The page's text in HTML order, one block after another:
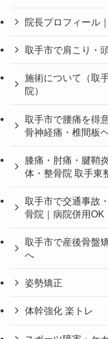
院長プロフィール
取手市で肩こり・
施術について（取
院）
取手市で腰痛を得
骨神経痛・椎間板
膝痛・肘痛・腱鞘
体・整骨院 取手東
取手市で交通事故
骨院｜病院併用OK
取手市で産後骨盤
へ
姿勢矯正
体幹強化 楽トレ